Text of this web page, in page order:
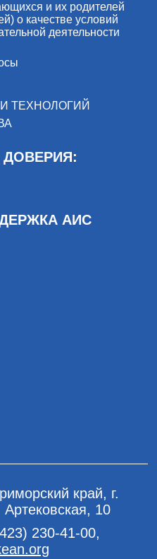
и их родителей
о качестве условий
деятельности
ТЕХНОЛОГИЙ
АИС
край, г.
10
230-41-00,